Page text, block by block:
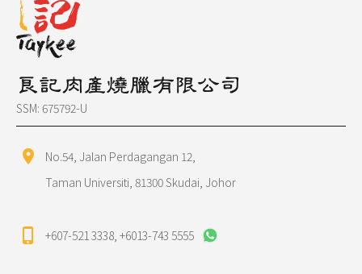
良記肉產燒臘有限公司
SSM: 675792-U
location_on
No.54, Jalan Perdagangan 12,
Taman Universiti, 81300 Skudai, Johor
phone_iphone +607-521 3338 +6013-743 5555